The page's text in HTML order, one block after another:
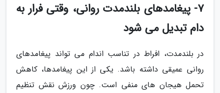
7- پیغامدهای بلندمدت روانی، وقتی فرار به
دام تبدیل می شود
در بلندمدت، افراط در تناسب اندام می تواند پیغامدهای
روانی عمیقی داشته باشد. یکی از این پیغامدها، کاهش
تحمل هیجان های منفی است. چون ورزش نقش تنظیم